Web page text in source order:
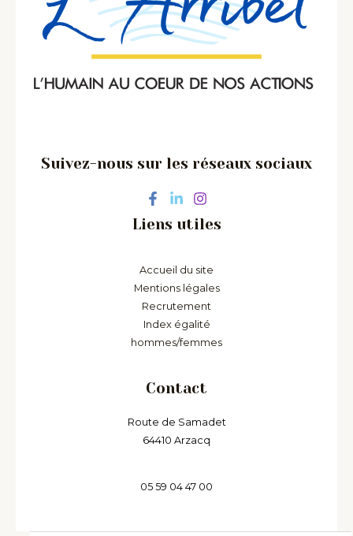
Suivez-nous sur les réseaux sociaux
Liens utiles
Accueil du site
Mentions légales
Recrutement
Index égalité
hommes/femmes
Contact
Route de Samadet
64410 Arzacq
05 59 04 47 00